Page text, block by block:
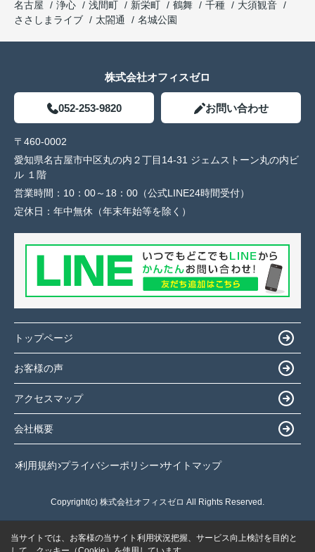
名古屋
浄心 浅間町 新栄町 鶴舞 千種
大須観音
ささしまライブ
太閤通 名城公園
株式会社オフィスゼロ
052-253-9820 お問い合わせ
〒460-0002
愛知県名古屋市中区丸の内２丁目14-31 ジェムストーン丸の内ビ
ル １階
営業時間： 10：00～18：00（公式LINE24時間受付）
定休日： 年中無休（年末年始等を除く）
トップページ
お客様の声
アクセスマップ
会社概要
利用規約 プライバシーポリシー サイトマップ
Copyright(c) 株式会社オフィスゼロ All Rights Reserved.
当サイトでは、お客様の当サイト利用状況把握、サービス向上検討を目的と